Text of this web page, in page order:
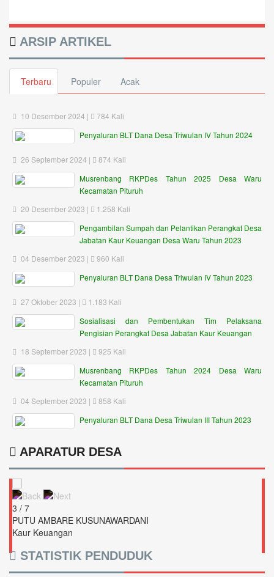
ARSIP ARTIKEL
Terbaru Populer Acak
10 Desember 2024 |
784 Kali
Penyaluran BLT Dana Desa Triwulan IV Tahun 2024
26 September 2024 |
874 Kali
Musrenbang RKPDes Tahun 2025 Desa Waru
Kecamatan Pituruh
20 Desember 2023 |
1.258 Kali
Pengambilan Sumpah dan Pelantikan Perangkat Desa
Jabatan Kaur Keuangan Desa Waru Tahun 2023
04 Desember 2023 |
960 Kali
Penyaluran BLT Dana Desa Triwulan IV Tahun 2023
27 Oktober 2023 |
1.183 Kali
Sosialisasi dan Pembentukan Tim Pelaksana
Pengisian Perangkat Desa Jabatan Kaur Keuangan
18 September 2023 |
925 Kali
Musrenbang RKPDes Tahun 2024 Desa Waru
Kecamatan Pituruh
04 September 2023 |
858 Kali
Penyaluran BLT Dana Desa Triwulan III Tahun 2023
APARATUR DESA
3 / 7
PUTU AMBARE KUSUNAWARDANI
Kaur Keuangan
STATISTIK PENDUDUK